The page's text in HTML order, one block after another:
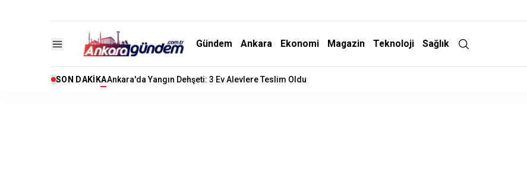
Gündem Ankara Ekonomi Magazin Teknoloji Sağlık
SON DAKIKAAnkara'da Yangın Dehşeti: 3 Ev Alevlere Teslim Oldu